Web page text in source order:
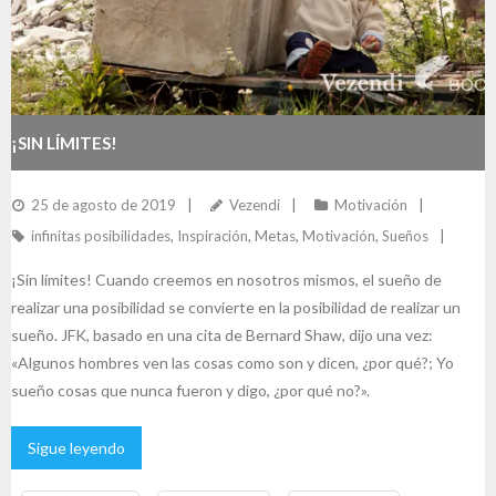
¡SIN LÍMITES!
25 de agosto de 2019 Vezendi
Motivación
infinitas posibilidades, Inspiración, Metas, Motivación, Sueños
¡Sin límites! Cuando creemos en nosotros mismos, el sueño de
realizar una posibilidad se convierte en la posibilidad de realizar un
sueño. JFK, basado en una cita de Bernard Shaw, dijo una vez:
«Algunos hombres ven las cosas como son y dicen, ¿por qué?; Yo
sueño cosas que nunca fueron y digo, ¿por qué no?».
Sigue leyendo